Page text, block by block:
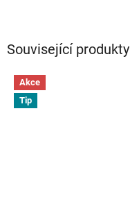
Související produkty
Akce
Tip